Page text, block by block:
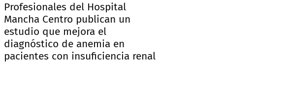
Profesionales del Hospital
Mancha Centro publican un
estudio que mejora el
diagnóstico de anemia en
pacientes con insuficiencia renal